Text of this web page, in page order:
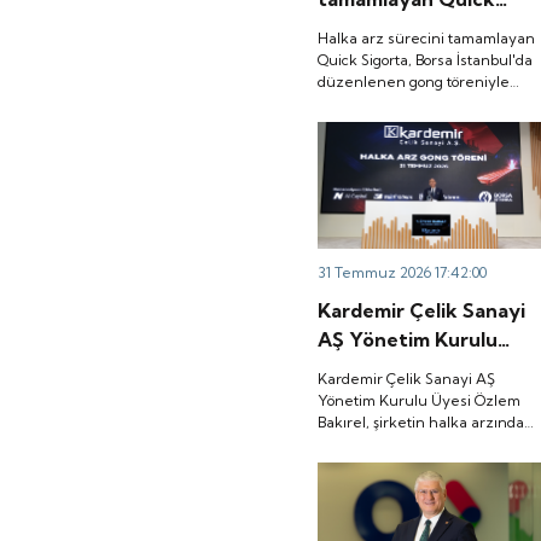
Sigorta, Borsa
İstanbul'da düzenlenen
gong töreniyle 'QUICK'
başladı.
Halka arz sürecini tamamlayan
Quick Sigorta, Borsa İstanbul'da
düzenlenen gong töreniyle
başladı.
31 Temmuz 2026 17:42:00
Kardemir Çelik Sanayi
AŞ Yönetim Kurulu
Üyesi Özlem Bakırel,
şirketin halka arzından
elde edilecek kaynağın
sermayesi ile ham
madde tedarikinin
Kardemir Çelik Sanayi AŞ
Yönetim Kurulu Üyesi Özlem
Bakırel, şirketin halka arzından
90'ını işletme sermayesi ile ham
madde tedarikinin
finansmanında kullanacaklarını
belirtti.